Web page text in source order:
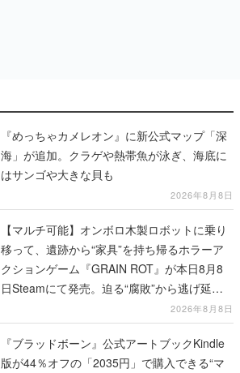
『めっちゃカメレオン』に新公式マップ「深
海」が追加。クラゲや熱帯魚が泳ぎ、海底に
はサンゴや大きな貝も
2026年8月8日
【マルチ可能】オンボロ木製ロボットに乗り
移って、遺跡から“家具”を持ち帰るホラーア
クションゲーム『GRAIN ROT』が本日8月8
日Steamにて発売。迫る“腐敗”から逃げ延
2026年8月8日
『ブラッドボーン』公式アートブックKindle
版が44％オフの「2035円」で購入できる“マ